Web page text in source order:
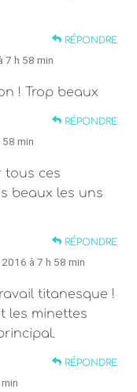
RÉPONDRE
7 h 58 min
! Trop beaux
RÉPONDRE
58 min
tous ces
beaux les uns
RÉPONDRE
2016 à 7 h 58 min
titanesque !
les minettes
RÉPONDRE